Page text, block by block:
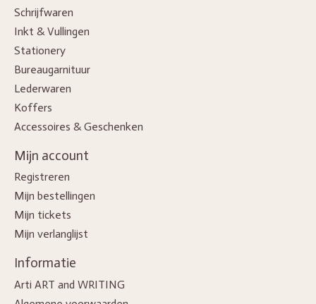
Schrijfwaren
Inkt & Vullingen
Stationery
Bureaugarnituur
Lederwaren
Koffers
Accessoires & Geschenken
Mijn account
Registreren
Mijn bestellingen
Mijn tickets
Mijn verlanglijst
Informatie
Arti ART and WRITING